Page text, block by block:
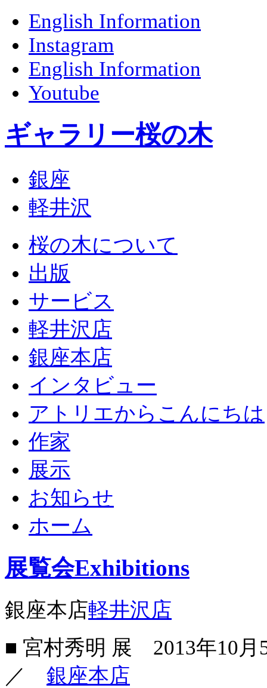
English Information
Instagram
English Information
Youtube
ギャラリー桜の木
銀座
軽井沢
桜の木について
出版
サービス
軽井沢店
銀座本店
インタビュー
アトリエからこんにちは
作家
展示
お知らせ
ホーム
展覧会Exhibitions
銀座本店軽井沢店
■ 宮村秀明 展 2013年10
／ 銀座本店